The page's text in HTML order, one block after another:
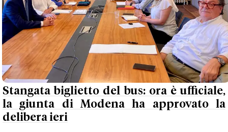
Stangata biglietto del bus: ora è ufficiale,
la giunta di Modena ha approvato la
delibera ieri